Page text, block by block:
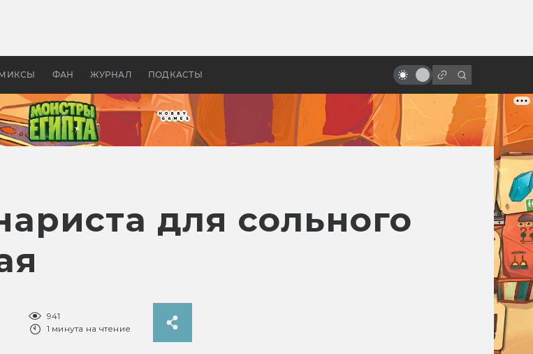
ФАН ЖУРНАЛ ПОДКАСТЫ
бы «Властелина колец»
катастрофа
для сольного
941
1 минута на чтение